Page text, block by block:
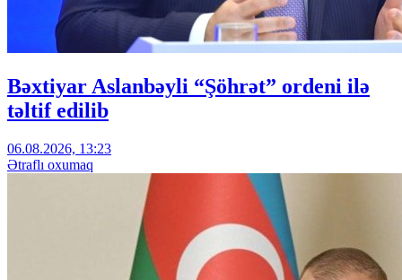
Bəxtiyar Aslanbəyli “Şöhrət” ordeni ilə
təltif edilib
06.08.2026, 13:23
Ətraflı oxumaq